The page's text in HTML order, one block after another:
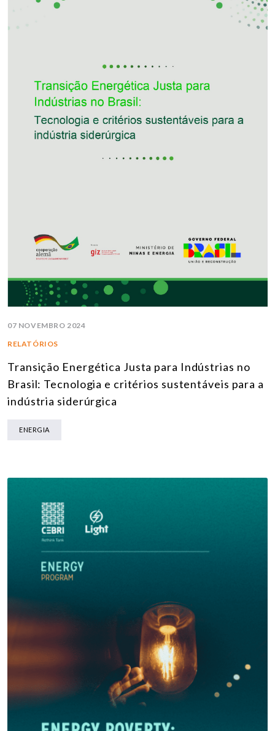
07 NOVEMBRO 2024
RELATÓRIOS
Transição Energética Justa para Indústrias no
Brasil: Tecnologia e critérios sustentáveis para a
indústria siderúrgica
ENERGIA